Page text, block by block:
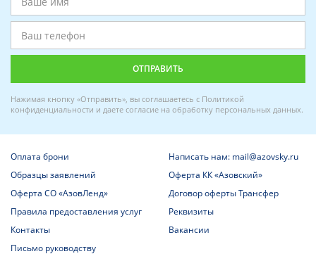
Нажимая кнопку «Отправить», вы соглашаетесь с Политикой
конфиденциальности и даете согласие на обработку персональных данных.
Оплата брони
Написать нам: mail@azovsky.ru
Образцы заявлений
Оферта КК «Азовский»
Оферта СО «АзовЛенд»
Договор оферты Трансфер
Правила предоставления услуг
Реквизиты
Контакты
Вакансии
Письмо руководству